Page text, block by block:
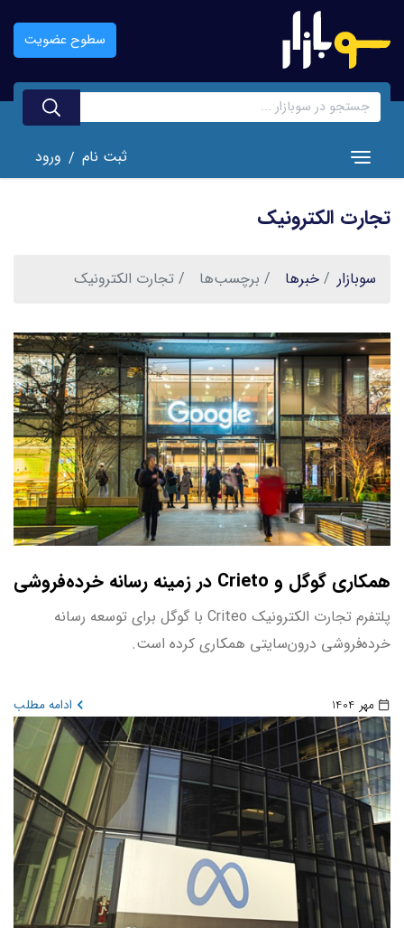
اصلی
سطوح عضویت
Toggle navigation ثبت نام / ورود
تجارت الکترونیک
سوبازار خبر‌ها برچسب‌ها تجارت الکترونیک
همکاری گوگل و Crieto در زمینه رسانه خرده‌فروشی
پلتفرم تجارت الکترونیک Criteo با گوگل برای توسعه رسانه
خرده‌فروشی درون‌سایتی همکاری کرده است.
مهر 1404 ادامه مطلب